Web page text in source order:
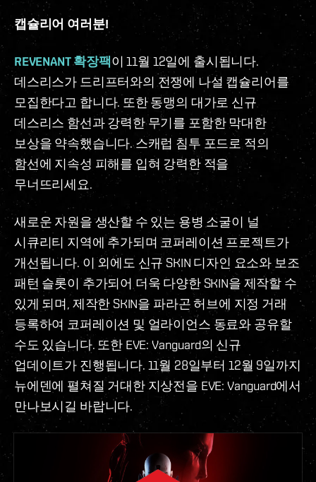
캡슐리어 여러분!
REVENANT 확장팩이 11월 12일에 출시됩니다.
데스리스가 드리프터와의 전쟁에 나설 캡슐리어를
모집한다고 합니다. 또한 동맹의 대가로 신규
데스리스 함선과 강력한 무기를 포함한 막대한
보상을 약속했습니다. 스캐럽 침투 포드로 적의
함선에 지속성 피해를 입혀 강력한 적을
무너뜨리세요.
새로운 자원을 생산할 수 있는 용병 소굴이 널
시큐리티 지역에 추가되며 코퍼레이션 프로젝트가
개선됩니다. 이 외에도 신규 SKIN 디자인 요소와 보조
패턴 슬롯이 추가되어 더욱 다양한 SKIN을 제작할 수
있게 되며, 제작한 SKIN을 파라곤 허브에 지정 거래
등록하여 코퍼레이션 및 얼라이언스 동료와 공유할
수도 있습니다. 또한 EVE: Vanguard의 신규
업데이트가 진행됩니다. 11월 28일부터 12월 9일까지
뉴에덴에 펼쳐질 거대한 지상전을 EVE: Vanguard에서
만나보시길 바랍니다.